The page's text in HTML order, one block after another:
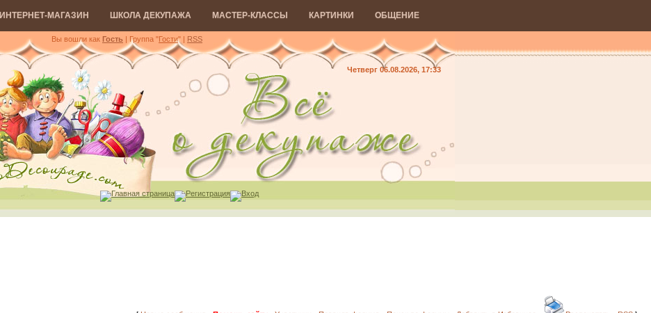
ИНТЕРНЕТ-МАГАЗИН ШКОЛА ДЕКУПАЖА МАСТЕР-КЛАССЫ КАРТИНКИ ОБЩЕНИЕ
Вы вошли как Гость | Группа "Гости" | RSS
Четверг 06.08.2026, 17:33
Главная страница Регистрация Вход